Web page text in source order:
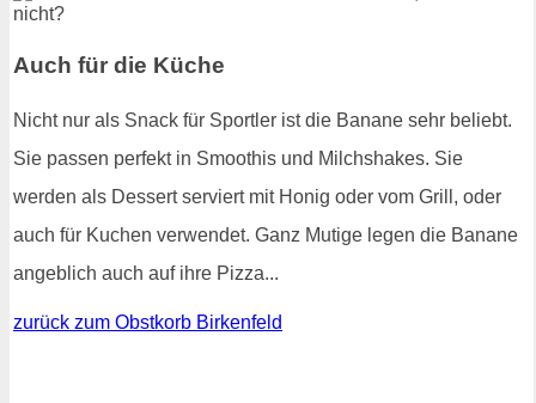
Auch für die Küche
Nicht nur als Snack für Sportler ist die Banane sehr beliebt.
Sie passen perfekt in Smoothis und Milchshakes. Sie
werden als Dessert serviert mit Honig oder vom Grill, oder
auch für Kuchen verwendet. Ganz Mutige legen die Banane
angeblich auch auf ihre Pizza...
zurück zum Obstkorb Birkenfeld